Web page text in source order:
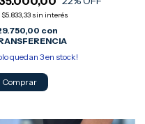
$5.833,33 sin interés
con
quedan3en stock!
Comprar